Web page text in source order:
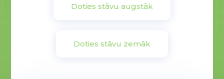
Doties stāvu augstāk
Doties stāvu zemāk